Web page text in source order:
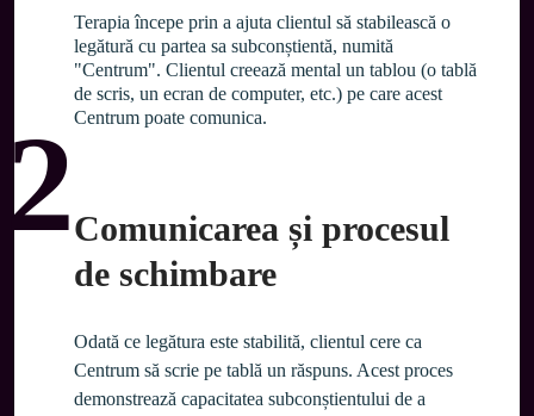
Terapia începe prin a ajuta clientul să stabilească o
legătură cu partea sa subconștientă, numită
"Centrum". Clientul creează mental un tablou (o tablă
de scris, un ecran de computer, etc.) pe care acest
Centrum poate comunica.
2Comunicarea și procesul
de schimbare
Odată ce legătura este stabilită, clientul cere ca
Centrum să scrie pe tablă un răspuns. Acest proces
demonstrează capacitatea subconștientului de a